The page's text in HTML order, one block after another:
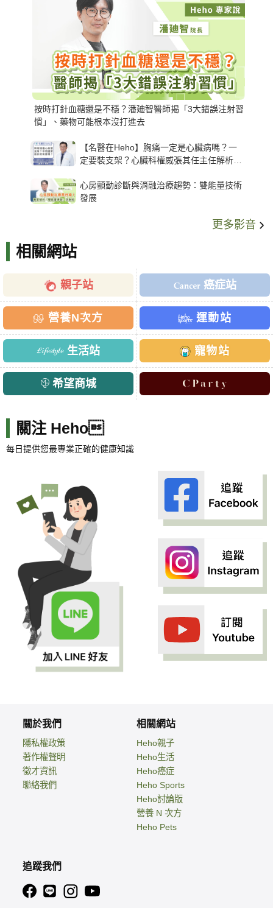
按時打針血糖還是不穩？潘廸智醫師揭「3大錯誤注射習
慣」、藥物可能根本沒打進去
【名醫在Heho】胸痛一定是心臟病嗎？一
定要裝支架？心臟科權威張其任主任解析支
心房顫動診斷與消融治療趨勢：雙能量技術
發展
更多影音
相關網站
親子站 癌症站
營養N次方 運動站
生活站 寵物站
希望商城
關注 Heho
每日提供您最專業正確的健康知識
關於我們
隱私權政策
著作權聲明
徵才資訊
聯絡我們
相關網站
Heho親子
Heho生活
Heho癌症
Heho Sports
Heho討論版
營養 N 次方
Heho Pets
追蹤我們